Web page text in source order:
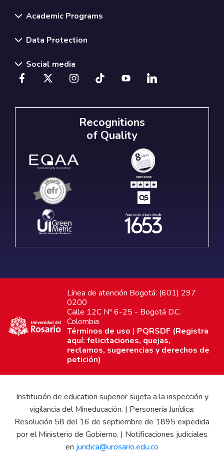
Academic Programs
Data Protection
Social media
Recognitions
of Quality
Línea de atención Bogotá: (601) 297
0200
Calle 12C Nº 6-25 - Bogotá D.C.
Colombia
Términos de uso | PQRSDF (Registra
aquí: felicitaciones, quejas,
reclamos, sugerencias y derechos de
petición)
Institución de education superior sujeta a la inspección y
vigilancia del Mineducación. | Personería Jurídica:
Resolución 58 del 16 de septiembre de 1895 expedida
por el Ministerio de Gobierno. | Notificaciones judiciales
en juridica@urosario.edu.co